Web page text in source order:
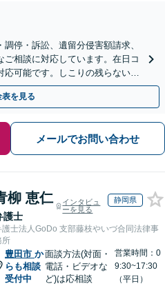
調停・訴訟、遺留分侵害額請求、
相談に対応しています。在日コ
応可能です。しこりの残らない解
表を見る
メールでお問い合わせ
柳 恵仁
護士
インタビュ
ーを見る
静岡県
護士法人GoDo 支部藤枝やいづ合同法律事
所
豊田市 か
らも相談
受付中
面談方法(対面・
電話・ビデオな
ど)は応相談
営業時間：0
9:30~17:30
（平日）